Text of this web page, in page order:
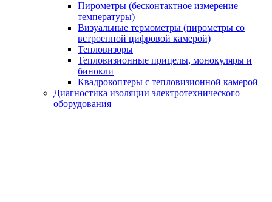
Пирометры (бесконтактное измерение
температуры)
Визуальные термометры (пирометры со
встроенной цифровой камерой)
Тепловизоры
Тепловизионные прицелы, монокуляры и
бинокли
Квадрокоптеры с тепловизионной камерой
Диагностика изоляции электротехнического
оборудования